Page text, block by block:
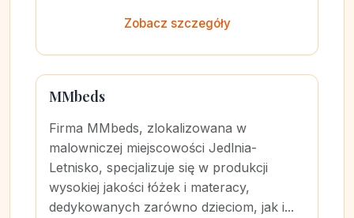
Zobacz szczegóły
MMbeds
Firma MMbeds, zlokalizowana w
malowniczej miejscowości Jedlnia-
Letnisko, specjalizuje się w produkcji
wysokiej jakości łóżek i materacy,
dedykowanych zarówno dzieciom, jak i...